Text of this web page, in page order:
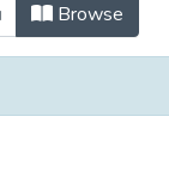
Browse